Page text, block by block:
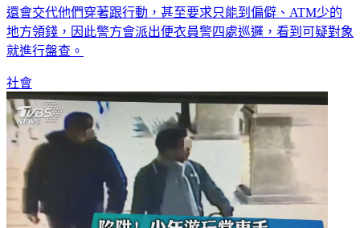
還會交代他們穿著跟行動，甚至要求只能到偏僻、ATM少的
地方領錢，因此警方會派出便衣員警四處巡邏，看到可疑對象
就進行盤查。
社會